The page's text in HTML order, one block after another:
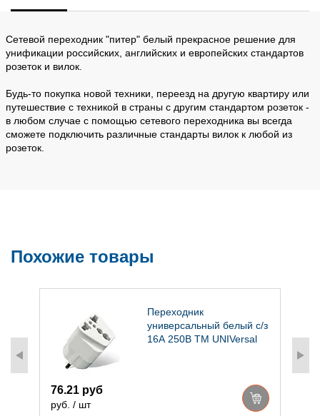
Сетевой переходник "питер" белый прекрасное решение для
унификации российских, английских и европейских стандартов
розеток и вилок.
Будь-то покупка новой техники, переезд на другую квартиру или
путешествие с техникой в страны с другим стандартом розеток -
в любом случае с помощью сетевого переходника вы всегда
сможете подключить различные стандарты вилок к любой из
розеток.
Похожие товары
Переходник
универсальный белый с/з
16А 250В ТМ UNIVersal
76.21 руб
руб. / шт